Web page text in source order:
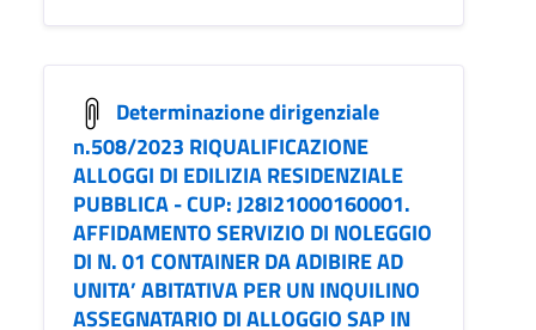
Determinazione dirigenziale
n.508/2023 RIQUALIFICAZIONE
ALLOGGI DI EDILIZIA RESIDENZIALE
PUBBLICA - CUP: J28I21000160001.
AFFIDAMENTO SERVIZIO DI NOLEGGIO
DI N. 01 CONTAINER DA ADIBIRE AD
UNITA’ ABITATIVA PER UN INQUILINO
ASSEGNATARIO DI ALLOGGIO SAP IN